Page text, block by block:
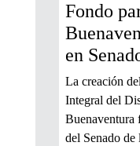
Fondo
en
La creación
Integral del
Buenaventura
del Senado de